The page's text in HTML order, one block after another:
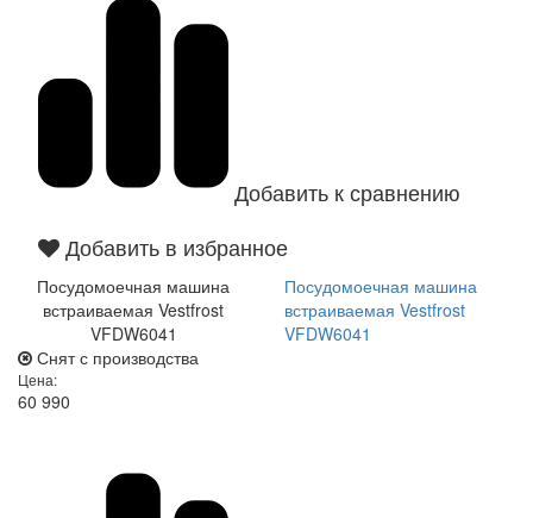
Добавить к сравнению
Добавить в избранное
Посудомоечная машина
встраиваемая Vestfrost
VFDW6041
Посудомоечная машина
встраиваемая Vestfrost
VFDW6041
Снят с производства
Цена:
60 990